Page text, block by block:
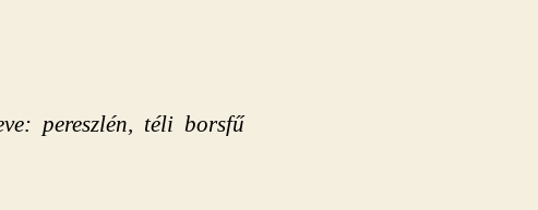
pereszlén, téli borsfű